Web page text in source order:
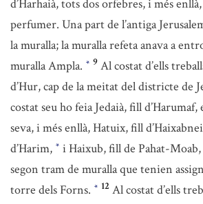
d’Harhaià, tots dos orfebres, i més
perfumer. Una part de l’antiga
la muralla; la muralla refeta anava a
muralla Ampla. * 9 Al costat d’ells
d’Hur, cap de la meitat del districte de
costat seu ho feia Jedaià, fill
seva, i més enllà, Hatuix, fill
d’Harim, * i Haixub, fill de Pahat-
segon tram de muralla que tenien
torre dels Forns. * 12 Al costat d’ells